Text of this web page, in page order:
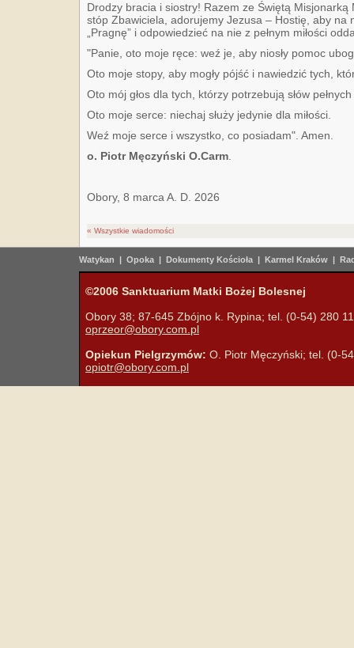
Drodzy bracia i siostry! Razem ze Świętą Misjonarką
stóp Zbawiciela, adorujemy Jezusa – Hostię, aby na
„Pragnę” i odpowiedzieć na nie z pełnym miłości
"Panie, oto moje ręce: weź je, aby niosły pomoc
Oto moje stopy, aby mogły pójść i nawiedzić tych,
Oto mój głos dla tych, którzy potrzebują słów pełnych
Oto moje serce: niechaj służy jedynie dla miłości.
Weź moje serce i wszystko, co posiadam". Amen.
o. Piotr Męczyński O.Carm
Obory, 8 marca A. D. 2026
« Wszystkie wiadomości
Watykan | Opoka | Dokumenty Kościoła | Karmel Kraków |
©2006 Sanktuarium Matki Bożej Bolesnej
Obory 38; 87-645 Zbójno k. Rypina; tel. (0-54) 280
oprzeor@obory.com.pl
Opiekun Pielgrzymów: O. Piotr Męczyński; tel. (0-
opiotr@obory.com.pl